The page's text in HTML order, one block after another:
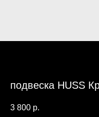
подвеска HUSS
3 800 р.